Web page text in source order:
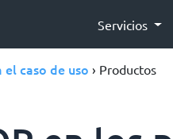
Servicios
el caso de uso › Productos